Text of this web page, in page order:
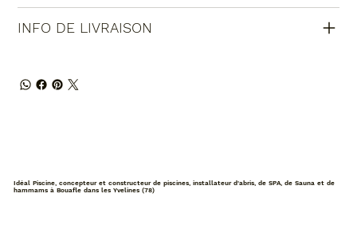
INFO DE LIVRAISON
Idéal Piscine, concepteur et constructeur de piscines, installateur d'abris, de SPA, de Sauna et de
hammams à Bouafle dans les Yvelines (78)